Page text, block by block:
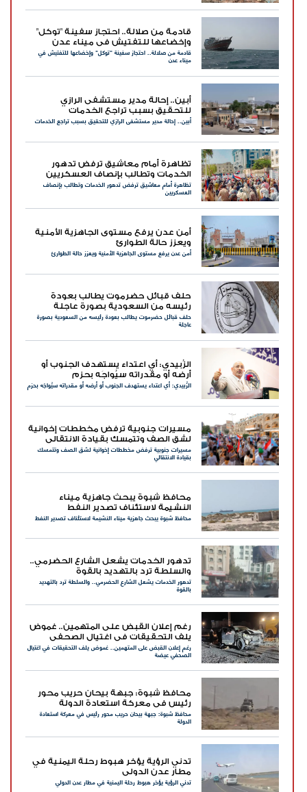
قادمة من صلالة.. احتجاز سفينة "توكل"
وإخضاعها للتفتيش في ميناء عدن
قادمة من صلالة.. احتجاز سفينة "توكل" وإخضاعها للتفتيش في
ميناء عدن
أبين.. إحالة مدير مستشفى الرازي
للتحقيق بسبب تراجع الخدمات
أبين.. إحالة مدير مستشفى الرازي للتحقيق بسبب تراجع الخدمات
تظاهرة أمام معاشيق ترفض تدهور
الخدمات وتطالب بإنصاف العسكريين
تظاهرة أمام معاشيق ترفض تدهور الخدمات وتطالب بإنصاف
العسكريين
أمن عدن يرفع مستوى الجاهزية الأمنية
ويعزز حالة الطوارئ
أمن عدن يرفع مستوى الجاهزية الأمنية ويعزز حالة الطوارئ
حلف قبائل حضرموت يطالب بعودة
رئيسه من السعودية بصورة عاجلة
حلف قبائل حضرموت يطالب بعودة رئيسه من السعودية بصورة
عاجلة
الزُبيدي: أي اعتداء يستهدف الجنوب أو
أرضه أو مقدراته سيُواجَه بحزم
الزُبيدي: أي اعتداء يستهدف الجنوب أو أرضه أو مقدراته سيُواجَه بحزم
مسيرات جنوبية ترفض مخططات إخوانية
لشق الصف وتتمسك بقيادة الانتقالي
مسيرات جنوبية ترفض مخططات إخوانية لشق الصف وتتمسك
بقيادة الانتقالي
محافظ شبوة يبحث جاهزية ميناء
النشيمة لاستئناف تصدير النفط
محافظ شبوة يبحث جاهزية ميناء النشيمة لاستئناف تصدير النفط
تدهور الخدمات يشعل الشارع الحضرمي..
والسلطة ترد بالتهديد بالقوة
تدهور الخدمات يشعل الشارع الحضرمي.. والسلطة ترد بالتهديد
بالقوة
رغم إعلان القبض على المتهمين.. غموض
يلف التحقيقات في اغتيال الصحفي
عيضة
رغم إعلان القبض على المتهمين.. غموض يلف التحقيقات في اغتيال
الصحفي عيضة
محافظ شبوة: جبهة بيحان حريب محور
رئيس في معركة استعادة الدولة
محافظ شبوة: جبهة بيحان حريب محور رئيس في معركة استعادة
الدولة
تدني الرؤية يؤخر هبوط رحلة اليمنية في
مطار عدن الدولي
تدني الرؤية يؤخر هبوط رحلة اليمنية في مطار عدن الدولي